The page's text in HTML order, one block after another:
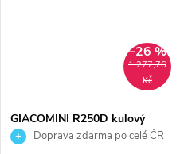
1 277,76
Kč
–26 %
GIACOMINI R250D kulový
kohout FF1 1/4" závitový,
Doprava zdarma po celé ČR